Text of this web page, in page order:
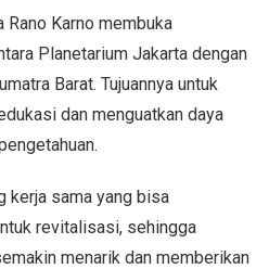
Rano Karno membuka
Planetarium Jakarta dengan
Barat. Tujuannya untuk
dan menguatkan daya
kerja sama yang bisa
revitalisasi, sehingga
menarik dan memberikan